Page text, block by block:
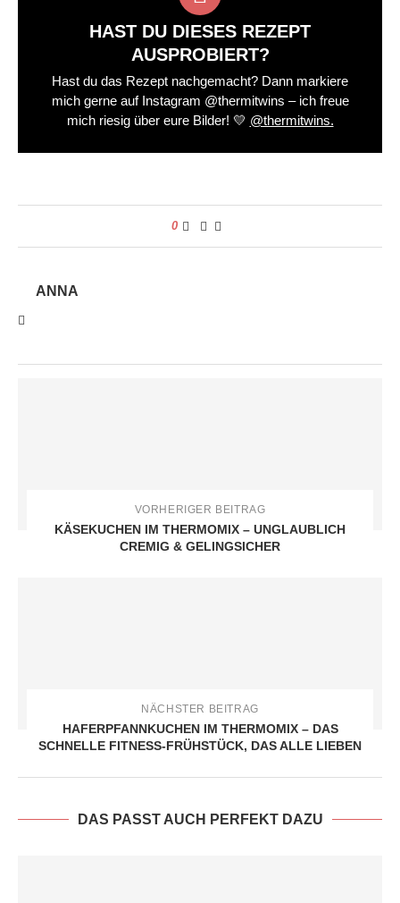
HAST DU DIESES REZEPT
AUSPROBIERT?
Hast du das Rezept nachgemacht? Dann markiere
mich gerne auf Instagram @thermitwins – ich freue
mich riesig über eure Bilder! 💛 @thermitwins.
0
ANNA
VORHERIGER BEITRAG
KÄSEKUCHEN IM THERMOMIX – UNGLAUBLICH
CREMIG & GELINGSICHER
NÄCHSTER BEITRAG
HAFERPFANNKUCHEN IM THERMOMIX – DAS
SCHNELLE FITNESS-FRÜHSTÜCK, DAS ALLE LIEBEN
DAS PASST AUCH PERFEKT DAZU